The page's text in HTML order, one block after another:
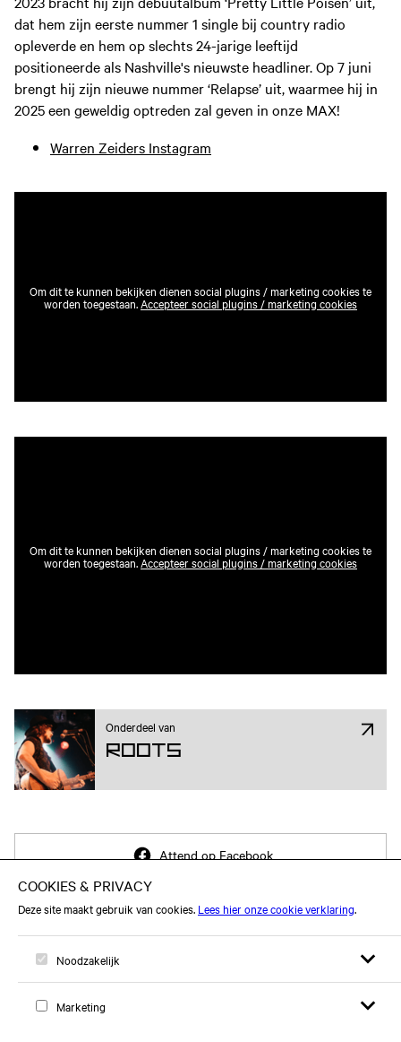
dat hem zijn eerste nummer 1 single bij country radio
opleverde en hem op slechts 24-jarige leeftijd
positioneerde als Nashville's nieuwste headliner. Op 7 juni
brengt hij zijn nieuwe nummer ‘Relapse’ uit, waarmee hij in
2025 een geweldig optreden zal geven in onze MAX!
Warren Zeiders Instagram
Om dit te kunnen bekijken dienen social plugins / marketing cookies te
worden toegestaan.Accepteer social plugins / marketing cookies
Om dit te kunnen bekijken dienen social plugins / marketing cookies te
worden toegestaan. Accepteer social plugins / marketing cookies
Onderdeel van
ROOTS
Attend op Facebook